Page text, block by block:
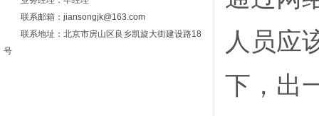
联系邮箱：jiansongjk@163.com
联系地址：北京市房山区良乡凯旋大街建设路18
号
人员应
下，出